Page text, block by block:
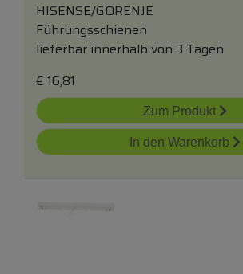
HISENSE/GORENJE
Führungsschienen
lieferbar innerhalb von 3 Tagen
€ 16,81
Zum Produkt
In den Warenkorb